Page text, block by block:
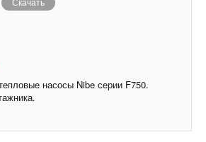
Скачать
насосы Nibe серии F750.